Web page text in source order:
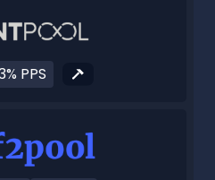
PPS